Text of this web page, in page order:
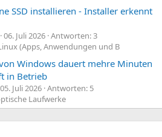
SSD installieren - Installer erkennt
06. Juli 2026 Antworten: 3
(Apps, Anwendungen und B
Windows dauert mehre Minuten
in Betrieb
05. Juli 2026 Antworten: 5
Laufwerke